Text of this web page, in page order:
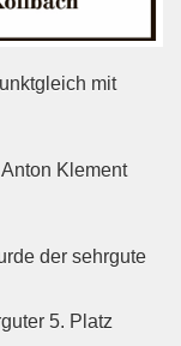
mit
Klement
der sehrgute
5. Platz